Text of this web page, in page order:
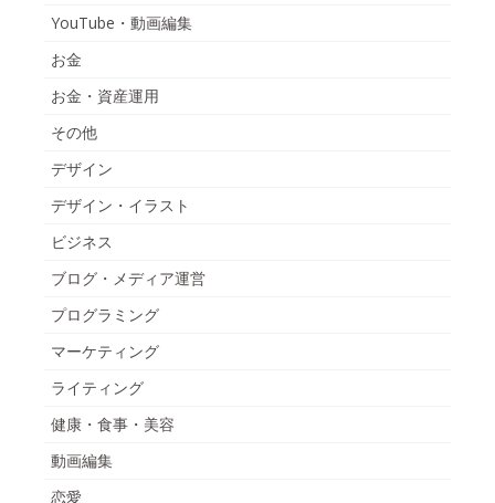
YouTube・動画編集
お金
お金・資産運用
その他
デザイン
デザイン・イラスト
ビジネス
ブログ・メディア運営
プログラミング
マーケティング
ライティング
健康・食事・美容
動画編集
恋愛